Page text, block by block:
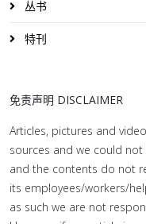
丛书
特刊
免责声明 DISCLAIMER
Articles, pictures and
sources and we could
and the contents do not
its employees/workers/
as such we are not